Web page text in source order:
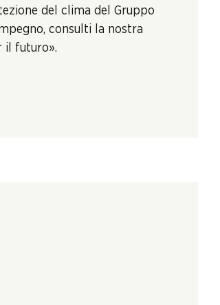
del clima del Gruppo
consulti la nostra
il futuro».